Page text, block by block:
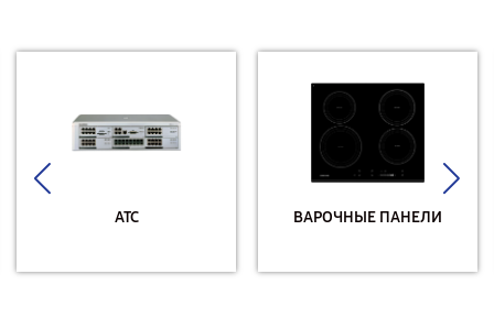
АТС ВАРОЧНЫЕ ПАНЕЛИ